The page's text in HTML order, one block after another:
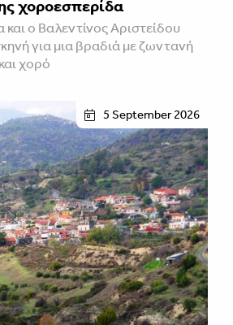
χοροεσπερίδα
ο Βαλεντίνος Αριστείδου
για μια βραδιά με ζωντανή
χορό
5 September 2026